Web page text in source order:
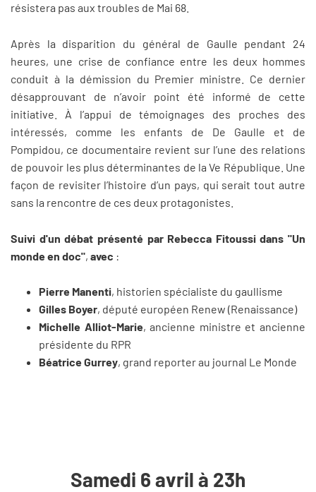
résistera pas aux troubles de Mai 68.
Après la disparition du général de Gaulle pendant 24
heures, une crise de confiance entre les deux hommes
conduit à la démission du Premier ministre. Ce dernier
désapprouvant de n’avoir point été informé de cette
initiative. À l’appui de témoignages des proches des
intéressés, comme les enfants de De Gaulle et de
Pompidou, ce documentaire revient sur l’une des relations
de pouvoir les plus déterminantes de la Ve République. Une
façon de revisiter l’histoire d’un pays, qui serait tout autre
sans la rencontre de ces deux protagonistes.
Suivi d'un débat présenté par Rebecca Fitoussi dans "Un
monde en doc", avec :
Pierre Manenti, historien spécialiste du gaullisme
Gilles Boyer, député européen Renew (Renaissance)
Michelle Alliot-Marie, ancienne ministre et ancienne
présidente du RPR
Béatrice Gurrey, grand reporter au journal Le Monde
Samedi 6 avril à 23h